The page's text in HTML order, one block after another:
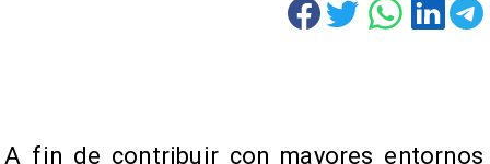
​A fin de contribuir con mayores entornos